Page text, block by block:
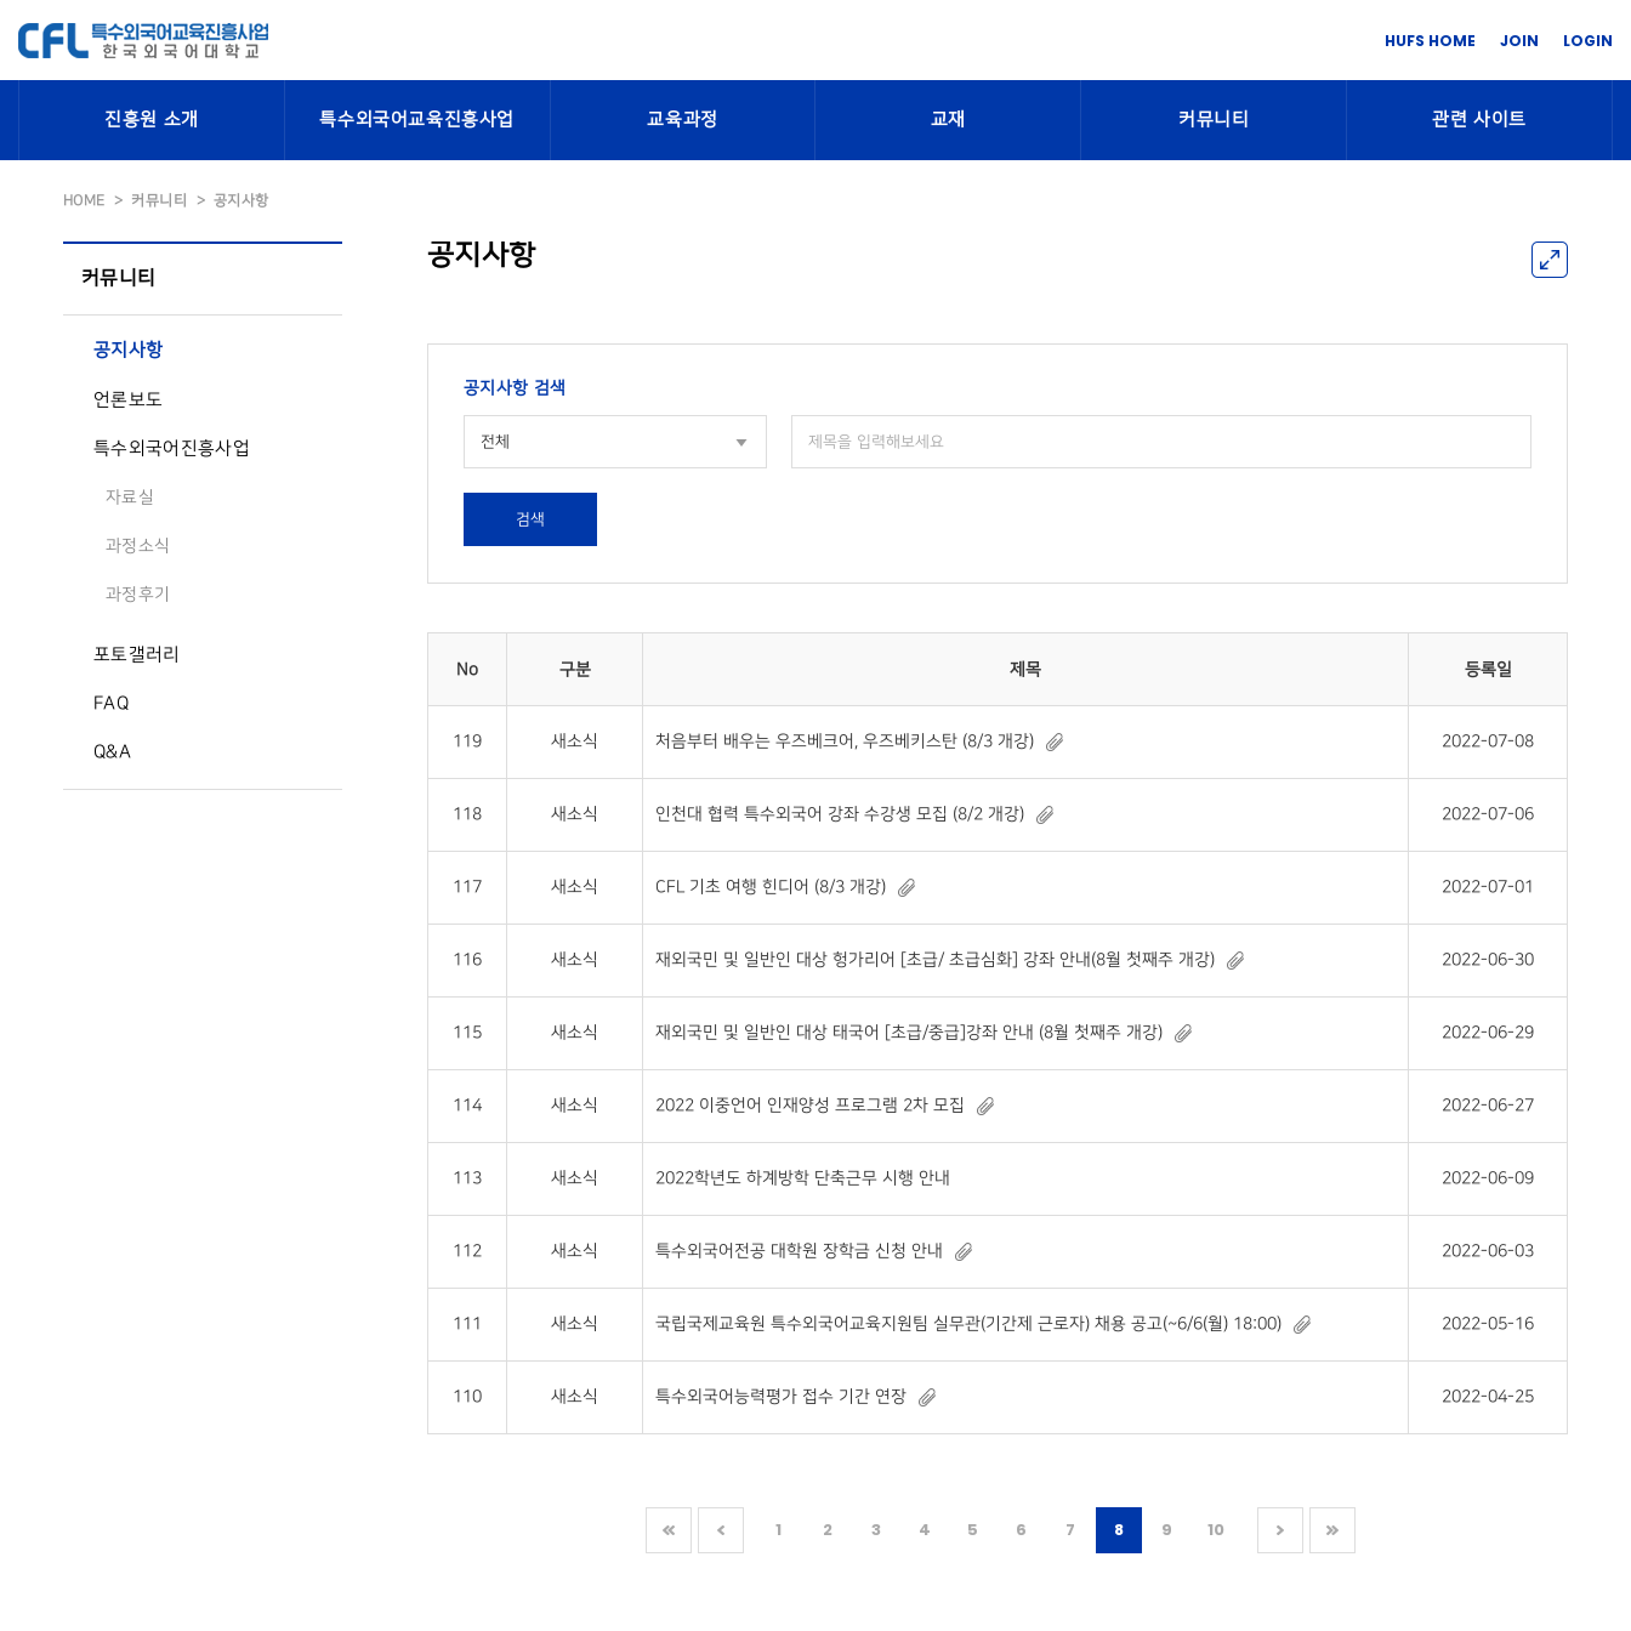
HUFS HOME JOIN LOGIN
진흥원 소개 특수외국어교육진흥사업 교육과정 교재 커뮤니티 관련 사이트
HOME 커뮤니티 공지사항
커뮤니티
공지사항
언론보도
특수외국어진흥사업
자료실
과정소식
과정후기
포토갤러리
FAQ
Q&A
공지사항
공지사항 검색
전체
검색
No 구분 제목 등록일
119 새소식 처음부터 배우는 우즈베크어, 우즈베키스탄 (8/3 개강) 2022-07-08
118 새소식 인천대 협력 특수외국어 강좌 수강생 모집 (8/2 개강) 2022-07-06
117 새소식 CFL 기초 여행 힌디어 (8/3 개강) 2022-07-01
116 새소식 재외국민 및 일반인 대상 헝가리어 [초급/ 초급심화] 강좌 안내(8월 첫째주 개강) 2022-06-30
115 새소식 재외국민 및 일반인 대상 태국어 [초급/중급]강좌 안내 (8월 첫째주 개강) 2022-06-29
114 새소식 2022 이중언어 인재양성 프로그램 2차 모집 2022-06-27
113 새소식 2022학년도 하계방학 단축근무 시행 안내 2022-06-09
112 새소식 특수외국어전공 대학원 장학금 신청 안내 2022-06-03
111 새소식 국립국제교육원 특수외국어교육지원팀 실무관(기간제 근로자) 채용 공고(~6/6(월) 18:00) 2022-05-16
110 새소식 특수외국어능력평가 접수 기간 연장 2022-04-25
1 2 3 4 5 6 7 8 9 10